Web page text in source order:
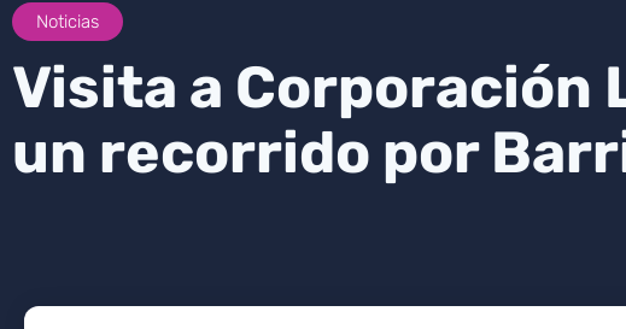
Noticias
Visita a Corporación
un recorrido por